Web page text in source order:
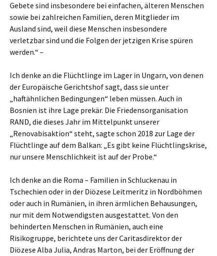
Gebete sind insbesondere bei einfachen, älteren Menschen
sowie bei zahlreichen Familien, deren Mitglieder im
Ausland sind, weil diese Menschen insbesondere
verletzbar sind und die Folgen der jetzigen Krise spüren
werden.“ –
Ich denke an die Flüchtlinge im Lager in Ungarn, von denen
der Europäische Gerichtshof sagt, dass sie unter
„haftähnlichen Bedingungen“ leben müssen. Auch in
Bosnien ist ihre Lage prekär. Die Friedensorganisation
RAND, die dieses Jahr im Mittelpunkt unserer
„Renovabisaktion“ steht, sagte schon 2018 zur Lage der
Flüchtlinge auf dem Balkan: „Es gibt keine Flüchtlingskrise,
nur unsere Menschlichkeit ist auf der Probe.“
Ich denke an die Roma – Familien in Schluckenau in
Tschechien oder in der Diözese Leitmeritz in Nordböhmen
oder auch in Rumänien, in ihren ärmlichen Behausungen,
nur mit dem Notwendigsten ausgestattet. Von den
behinderten Menschen in Rumänien, auch eine
Risikogruppe, berichtete uns der Caritasdirektor der
Diözese Alba Julia, Andras Marton, bei der Eröffnung der